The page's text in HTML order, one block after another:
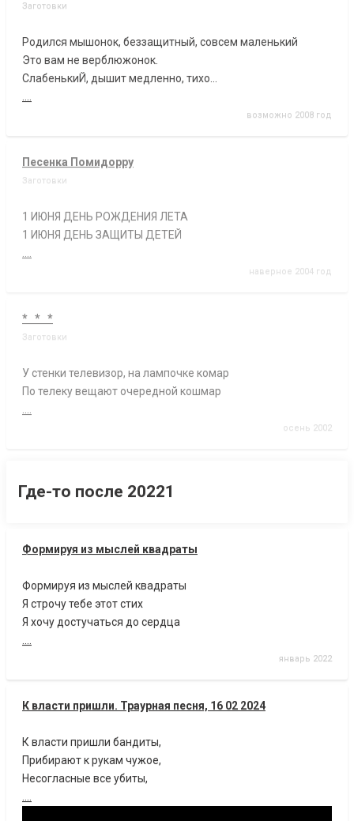
Заготовки
Родился мышонок, беззащитный, совсем маленький
Это вам не верблюжонок.
СлабенькиЙ, дышит медленно, тихо...
возможно 2008 год
Песенка Помидорру
Заготовки
1 ИЮНЯ ДЕНЬ РОЖДЕНИЯ ЛЕТА
1 ИЮНЯ ДЕНЬ ЗАЩИТЫ ДЕТЕЙ
наверное 2004 год
* * *
Заготовки
У стенки телевизор, на лампочке комар
По телеку вещают очередной кошмар
осень 2002
Где-то после 20221
Формируя из мыслей квадраты
Формируя из мыслей квадраты
Я строчу тебе этот стих
Я хочу достучаться до сердца
январь 2022
К власти пришли. Траурная песня, 16 02 2024
К власти пришли бандиты,
Прибирают к рукам чужое,
Несогласные все убиты,